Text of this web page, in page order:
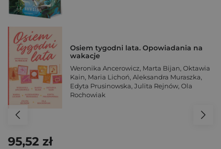
Osiem tygodni lata. Opowiadania na
wakacje
Weronika Ancerowicz, Marta Bijan, Oktawia
Kain, Maria Lichoń, Aleksandra Muraszka,
Edyta Prusinowska, Julita Rejnów, Ola
Rochowiak
95,52 zł